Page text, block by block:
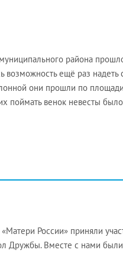
района
ещё раз надеть
они прошли по
венок невесты было
России» приняли
Дружбы. Вместе с нами были